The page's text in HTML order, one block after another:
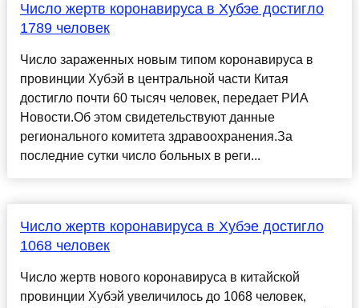
Число жертв коронавируса в Хубэе достигло
1789 человек
Число зараженных новым типом коронавируса в
провинции Хубэй в центральной части Китая
достигло почти 60 тысяч человек, передает РИА
Новости.Об этом свидетельствуют данные
регионального комитета здравоохранения.За
последние сутки число больных в реги...
Число жертв коронавируса в Хубэе достигло
1068 человек
Число жертв нового коронавируса в китайской
провинции Хубэй увеличилось до 1068 человек,